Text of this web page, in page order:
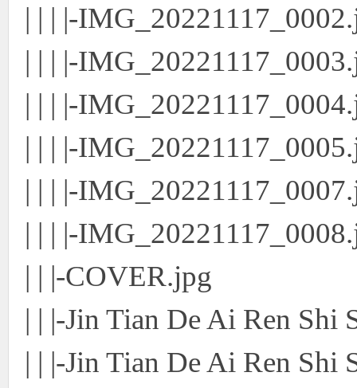
| | | |-
| | | |-
| | | |-
| | | |-
| | | |-
| | | |-
| | |-COVER.jpg
| | |-Jin Tian De Ai Ren Shi
| | |-Jin Tian De Ai Ren Shi